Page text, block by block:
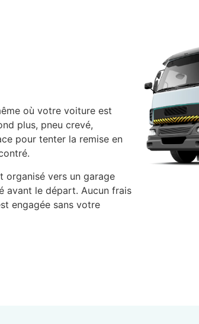
où votre voiture est
plus, pneu crevé,
pour tenter la remise en
organisé vers un garage
avant le départ. Aucun frais
engagée sans votre